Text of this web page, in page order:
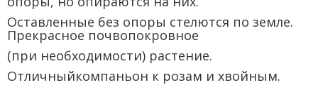
Оставленные без опоры стелются по земле.
Прекрасное почвопокровное
(при необходимости) растение.
Отличныйкомпаньон к розам и хвойным.